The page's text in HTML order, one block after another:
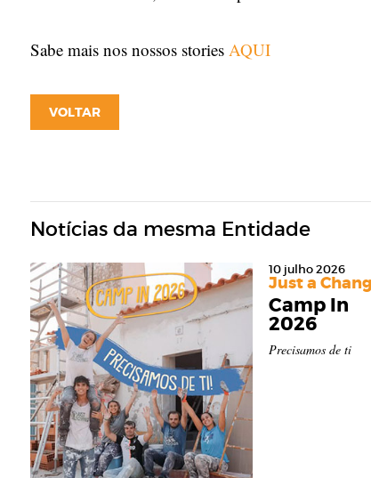
Sabe mais nos nossos stories AQUI
VOLTAR
Notícias da mesma Entidade
10 julho 2026
Just a
Camp In
2026
Precisamos de ti